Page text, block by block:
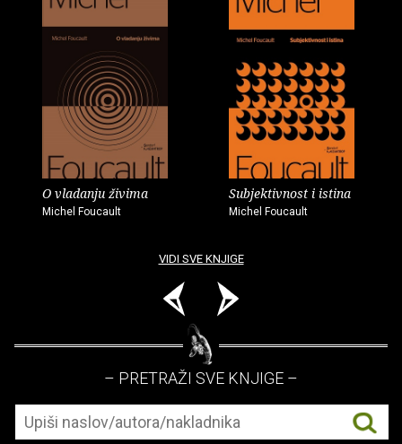
O vladanju živima
Michel Foucault
Subjektivnost i istina
Michel Foucault
VIDI SVE KNJIGE
– PRETRAŽI SVE KNJIGE –